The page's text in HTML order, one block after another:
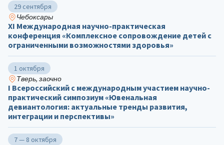
29 сентября
Чебоксары
ХΙ Международная научно-практическая
конференция «Комплексное сопровождение детей с
ограниченными возможностями здоровья»
1 октября
Тверь, заочно
I Всероссийский с международным участием научно-
практический симпозиум «Ювенальная
девиантология: актуальные тренды развития,
интеграции и перспективы»
7 — 8 октября